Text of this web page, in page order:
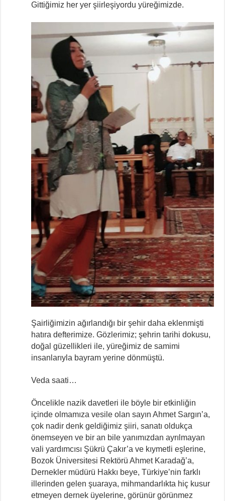
Gittiğimiz her yer şiirleşiyordu yüreğimizde.
Şairliğimizin ağırlandığı bir şehir daha eklenmişti
hatıra defterimize. Gözlerimiz; şehrin tarihi dokusu,
doğal güzellikleri ile, yüreğimiz de samimi
insanlarıyla bayram yerine dönmüştü.
Veda saati…
Öncelikle nazik davetleri ile böyle bir etkinliğin
içinde olmamıza vesile olan sayın Ahmet Sargın’a,
çok nadir denk geldiğimiz şiiri, sanatı oldukça
önemseyen ve bir an bile yanımızdan ayrılmayan
vali yardımcısı Şükrü Çakır’a ve kıymetli eşlerine,
Bozok Üniversitesi Rektörü Ahmet Karadağ’a,
Dernekler müdürü Hakkı beye, Türkiye’nin farklı
illerinden gelen şuaraya, mihmandarlıkta hiç kusur
etmeyen dernek üyelerine, görünür görünmez